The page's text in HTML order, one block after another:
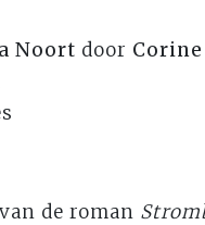
Noort door
de roman